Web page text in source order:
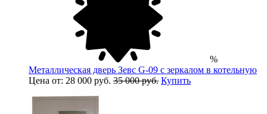
%
Металлическая дверь Зевс G-09 с зеркалом в котельную
Цена от: 28 000 руб. 35 000 руб. Купить